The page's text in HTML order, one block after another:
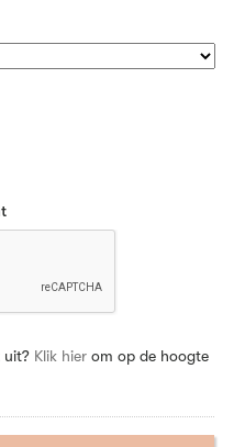
uit? Klik hier om op de hoogte